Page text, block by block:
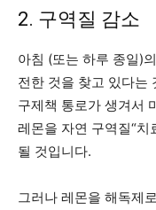
2. 구역질 감소
아침 (또는 하루 종일)
전한 것을 찾고 있다는
구제책 통로가 생겨서
레몬을 자연 구역질“치
될 것입니다.
그러나 레몬을 해독제